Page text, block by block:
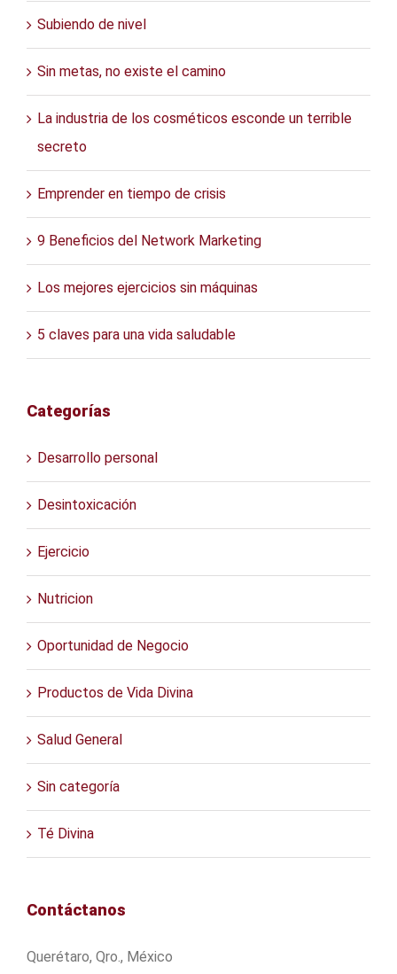
Subiendo de nivel
Sin metas, no existe el camino
La industria de los cosméticos esconde un terrible
secreto
Emprender en tiempo de crisis
9 Beneficios del Network Marketing
Los mejores ejercicios sin máquinas
5 claves para una vida saludable
Categorías
Desarrollo personal
Desintoxicación
Ejercicio
Nutricion
Oportunidad de Negocio
Productos de Vida Divina
Salud General
Sin categoría
Té Divina
Contáctanos
Querétaro, Qro., México